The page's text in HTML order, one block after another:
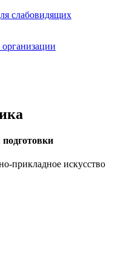
слабовидящих
прикладное искусство